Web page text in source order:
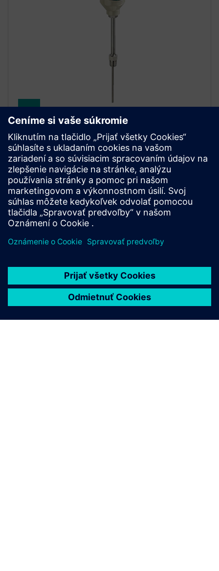
SITRANS TS500
Teplotný snímač SITRANS TS500 ponúka všestranné
meranie pre náročné priemyselné prostredia a
disponuje modulárnym dizajnom a certifikovanou
ochranou proti výbuchu.